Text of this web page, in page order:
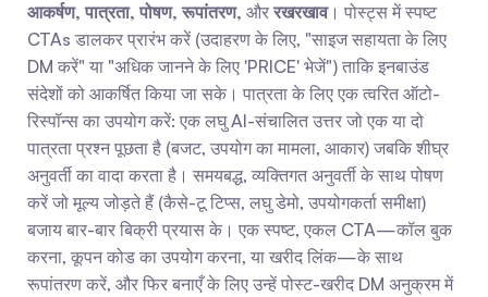
आकर्षण, पात्रता, पोषण, रूपांतरण, और रखरखाव। पोस्ट्स में स्पष्ट
CTAs डालकर प्रारंभ करें (उदाहरण के लिए, "साइज सहायता के लिए
DM करें" या "अधिक जानने के लिए 'PRICE' भेजें") ताकि इनबाउंड
संदेशों को आकर्षित किया जा सके। पात्रता के लिए एक त्वरित ऑटो-
रिस्पॉन्स का उपयोग करें: एक लघु AI-संचालित उत्तर जो एक या दो
पात्रता प्रश्न पूछता है (बजट, उपयोग का मामला, आकार) जबकि शीघ्र
अनुवर्ती का वादा करता है। समयबद्ध, व्यक्तिगत अनुवर्ती के साथ पोषण
करें जो मूल्य जोड़ते हैं (कैसे-टू टिप्स, लघु डेमो, उपयोगकर्ता समीक्षा)
बजाय बार-बार बिक्री प्रयास के। एक स्पष्ट, एकल CTA—कॉल बुक
करना, कूपन कोड का उपयोग करना, या खरीद लिंक—के साथ
रूपांतरण करें, और फिर बनाएँ के लिए उन्हें पोस्ट-खरीद DM अनुक्रम में